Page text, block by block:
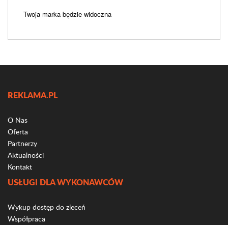
Twoja marka będzie widoczna
REKLAMA.PL
O Nas
Oferta
Partnerzy
Aktualności
Kontakt
USŁUGI DLA WYKONAWCÓW
Wykup dostęp do zleceń
Współpraca